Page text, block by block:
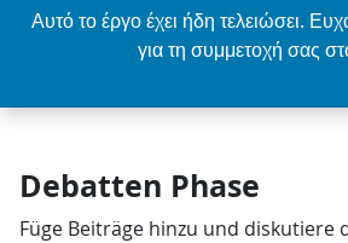
Αυτό το έργο έχει ήδη τελειώσει.
για τη συμμετοχή σας
Debatten Phase
Füge Beiträge hinzu und diskutiere